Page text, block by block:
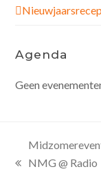
Agenda
Geen
previous
NMG @ Radio